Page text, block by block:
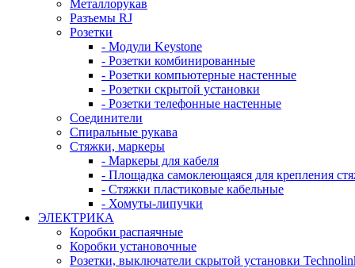
Металлорукав
Разъемы RJ
Розетки
- Модули Keystone
- Розетки комбинированные
- Розетки компьютерные настенные
- Розетки скрытой установки
- Розетки телефонные настенные
Соединители
Спиральные рукава
Стяжки, маркеры
- Маркеры для кабеля
- Площадка самоклеющаяся для крепления
- Стяжки пластиковые кабельные
- Хомуты-липучки
ЭЛЕКТРИКА
Коробки распаячные
Коробки установочные
Розетки, выключатели скрытой установки